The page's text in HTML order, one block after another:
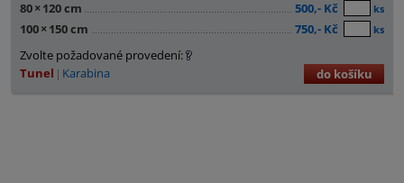
80× 120 cm 500,- Kč ks
100× 150 cm 750,- Kč ks
Zvolte požadované provedení:
Tunel
Karabina do košíku